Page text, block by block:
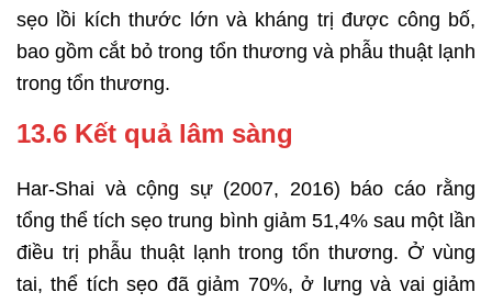
sẹo lồi kích thước lớn và kháng trị được công bố,
bao gồm cắt bỏ trong tổn thương và phẫu thuật lạnh
trong tổn thương.
13.6 Kết quả lâm sàng
Har-Shai và cộng sự (2007, 2016) báo cáo rằng
tổng thể tích sẹo trung bình giảm 51,4% sau một lần
điều trị phẫu thuật lạnh trong tổn thương. Ở vùng
tai, thể tích sẹo đã giảm 70%, ở lưng và vai giảm